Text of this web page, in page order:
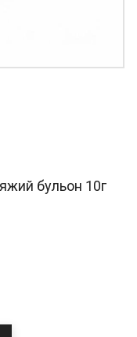
бульон 10г